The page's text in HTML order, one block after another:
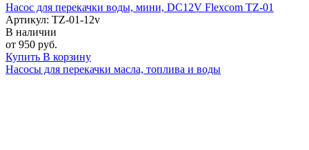
Насос для перекачки воды, мини, DC12V Flexcom TZ-01
Артикул: TZ-01-12v
В наличии
от 950 руб.
Купить В корзину
Насосы для перекачки масла, топлива и воды